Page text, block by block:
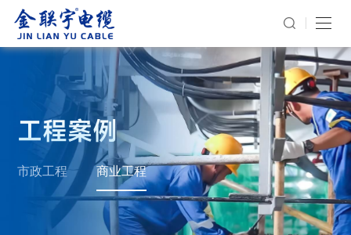
工程案例
市政工程 商业工程